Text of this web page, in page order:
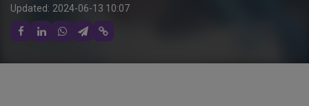
Updated: 2024-06-13 10:07